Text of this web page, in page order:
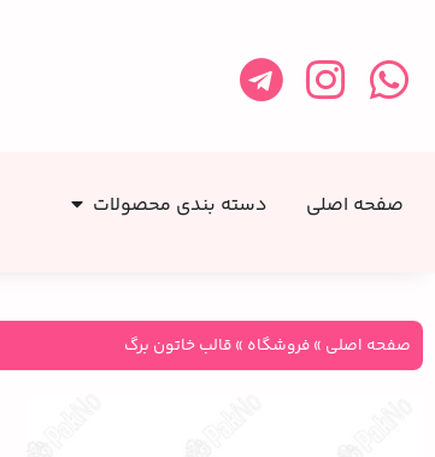
صفحه اصلی دسته بندی محصولات
صفحه اصلی »فروشگاه »قالب خاتون برگ